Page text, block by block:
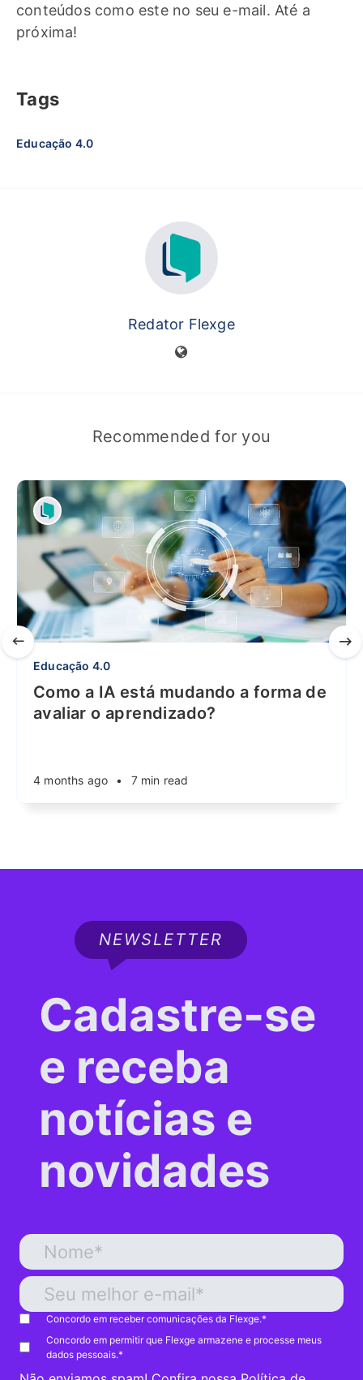
conteúdos como este no seu e-mail. Até a
próxima!
Tags
Educação 4.0
Redator Flexge
Recommended for you
Educação 4.0
Como a IA está mudando a forma de
avaliar o aprendizado?
4 months ago • 7 min read
NEWSLETTER
Cadastre-se
e receba
notícias e
novidades
Concordo em receber comunicações da Flexge.*
Concordo em permitir que Flexge armazene e processe meus
dados pessoais.*